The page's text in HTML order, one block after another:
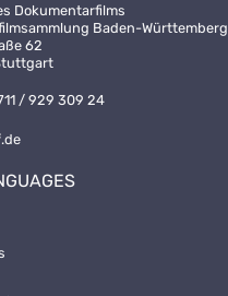
Dokumentarfilms
Baden-Württemberg
62
/ 929 309 24